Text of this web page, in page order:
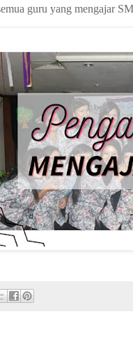
guru yang mengajar